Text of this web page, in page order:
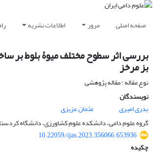
صفحه اصلی مرور اطلاعات نشریه
بز مرخز
نوع مقاله : مقاله پژوهشی
نویسندگان
بدری امیری
عثمان عزیزی
گروه علوم دامی، دانشکده علوم کشاورزی، دانشگاه
10.22059/ijas.2023.356066.653936
چکیده